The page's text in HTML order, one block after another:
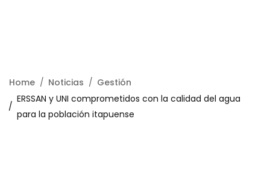
Home Noticias
Gestión
ERSSAN y UNI comprometidos con la calidad del agua
para la población itapuense